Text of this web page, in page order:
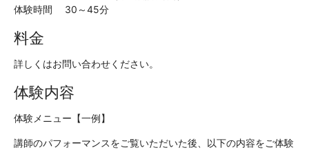
体験時間 30～45分
料金
詳しくはお問い合わせください。
体験内容
体験メニュー【一例】
講師のパフォーマンスをご覧いただいた後、以下の内容をご体験